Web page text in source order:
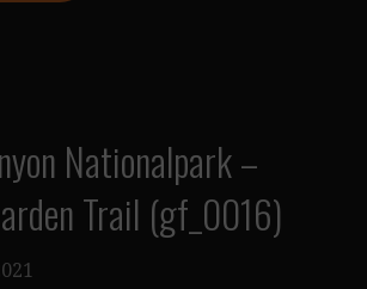
Nationalpark –
Trail (gf_0016)